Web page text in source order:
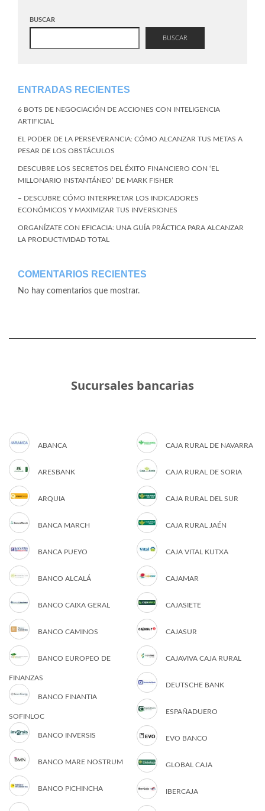
BUSCAR
BUSCAR
ENTRADAS RECIENTES
6 BOTS DE NEGOCIACIÓN DE ACCIONES CON INTELIGENCIA
ARTIFICIAL
EL PODER DE LA PERSEVERANCIA: CÓMO ALCANZAR TUS METAS A
PESAR DE LOS OBSTÁCULOS
DESCUBRE LOS SECRETOS DEL ÉXITO FINANCIERO CON ‘EL
MILLONARIO INSTANTÁNEO’ DE MARK FISHER
– DESCUBRE CÓMO INTERPRETAR LOS INDICADORES
ECONÓMICOS Y MAXIMIZAR TUS INVERSIONES
ORGANÍZATE CON EFICACIA: UNA GUÍA PRÁCTICA PARA ALCANZAR
LA PRODUCTIVIDAD TOTAL
COMENTARIOS RECIENTES
No hay comentarios que mostrar.
Sucursales bancarias
ABANCA
ARESBANK
ARQUIA
BANCA MARCH
BANCA PUEYO
BANCO ALCALÁ
BANCO CAIXA GERAL
BANCO CAMINOS
BANCO EUROPEO DE
FINANZAS
BANCO FINANTIA
SOFINLOC
BANCO INVERSIS
BANCO MARE NOSTRUM
BANCO PICHINCHA
CAJA RURAL DE NAVARRA
CAJA RURAL DE SORIA
CAJA RURAL DEL SUR
CAJA RURAL JAÉN
CAJA VITAL KUTXA
CAJAMAR
CAJASIETE
CAJASUR
CAJAVIVA CAJA RURAL
DEUTSCHE BANK
ESPAÑADUERO
EVO BANCO
GLOBAL CAJA
IBERCAJA